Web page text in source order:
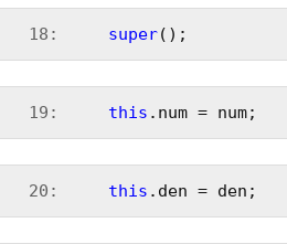
  18:
super();
  19:
this .num = num;
  20:
this .den = den;